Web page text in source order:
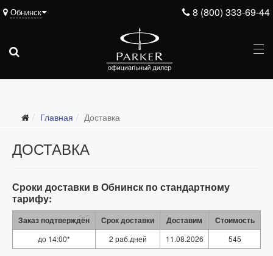
8 (800) 333-69-44
Обнинск
Главная Доставка
ДОСТАВКА
Сроки доставки в Обнинск по стандартному
тарифу:
Заказ подтверждён Срок доставки Доставим Стоимость
до 14:00* 2 раб.дней 11.08.2026 545